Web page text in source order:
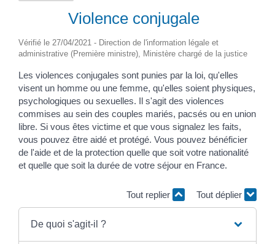
Violence conjugale
Vérifié le 27/04/2021 - Direction de l'information légale et
administrative (Première ministre), Ministère chargé de la justice
Les violences conjugales sont punies par la loi, qu'elles
visent un homme ou une femme, qu'elles soient physiques,
psychologiques ou sexuelles. Il s'agit des violences
commises au sein des couples mariés, pacsés ou en union
libre. Si vous êtes victime et que vous signalez les faits,
vous pouvez être aidé et protégé. Vous pouvez bénéficier
de l'aide et de la protection quelle que soit votre nationalité
et quelle que soit la durée de votre séjour en France.
Tout replier Tout déplier
De quoi s'agit-il ?